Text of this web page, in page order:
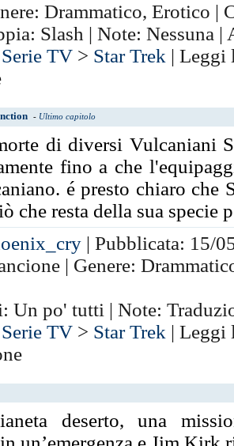
Drammatico, Erotico |
Slash | Note: Nessuna |
Serie TV > Star Trek | Leggi
- Ultimo capitolo
di diversi Vulcaniani
fino a che
é presto chiaro che
che resta della sua specie
| Pubblicata: 15/
| Genere:
Un po' tutti | Note:
Serie TV > Star Trek | Leggi
deserto, una